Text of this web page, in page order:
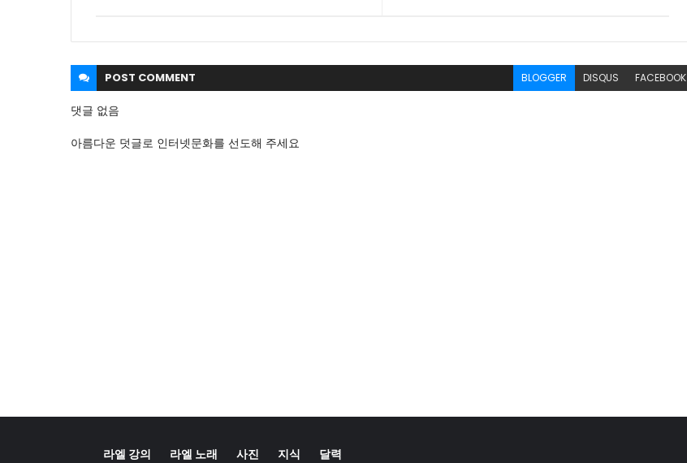
POST COMMENT BLOGGER DISQUS FACEBOOK
댓글 없음
아름다운 덧글로 인터넷문화를 선도해 주세요
라엘 강의 라엘 노래 사진 지식 달력